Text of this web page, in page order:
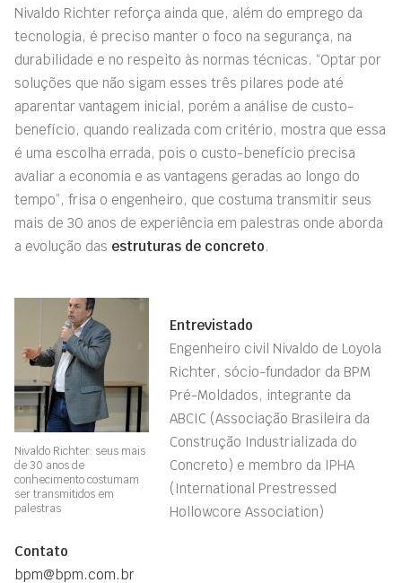
Nivaldo Richter reforça ainda que, além do emprego da
tecnologia, é preciso manter o foco na segurança, na
durabilidade e no respeito às normas técnicas. “Optar por
soluções que não sigam esses três pilares pode até
aparentar vantagem inicial, porém a análise de custo-
benefício, quando realizada com critério, mostra que essa
é uma escolha errada, pois o custo-benefício precisa
avaliar a economia e as vantagens geradas ao longo do
tempo”, frisa o engenheiro, que costuma transmitir seus
mais de 30 anos de experiência em palestras onde aborda
a evolução das estruturas de concreto.
Nivaldo Richter: seus mais
de 30 anos de
conhecimento costumam
ser transmitidos em
palestras
Entrevistado
Engenheiro civil Nivaldo de Loyola
Richter, sócio-fundador da BPM
Pré-Moldados, integrante da
ABCIC (Associação Brasileira da
Construção Industrializada do
Concreto) e membro da IPHA
(International Prestressed
Hollowcore Association)
Contato
bpm@bpm.com.br